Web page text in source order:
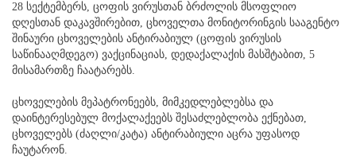
28 სექტემბერს, ცოფის ვირუსთან ბრძოლის მსოფლიო
დღესთან დაკავშირებით, ცხოველთა მონიტორინგის სააგენტო
შინაური ცხოველების ანტირაბიულ (ცოფის ვირუსის
საწინააღმდეგო) ვაქცინაციას, დედაქალაქის მასშტაბით, 5
მისამართზე ჩაატარებს.
ცხოველების მეპატრონეებს, მიმკედლებლებსა და
დაინტერესებულ მოქალაქეებს შესაძლებლობა ექნებათ,
ცხოველებს (ძაღლი/კატა) ანტირაბიული აცრა უფასოდ
ჩაუტარონ.